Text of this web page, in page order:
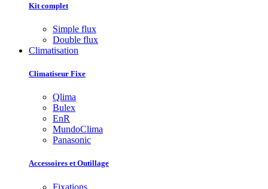
Kit complet
Simple flux
Double flux
Climatisation
Climatiseur Fixe
Qlima
Bulex
EnR
MundoClima
Panasonic
Accessoires et Outillage
Fixations